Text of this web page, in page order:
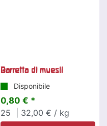
Barretta di muesli
Disponibile
0,80 € *
25
| 32,00 € / kg